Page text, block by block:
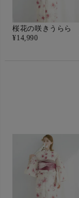
桜花の咲きうらら
¥14,990